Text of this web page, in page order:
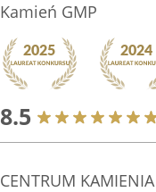
Kamień GMP
8.5
CENTRUM